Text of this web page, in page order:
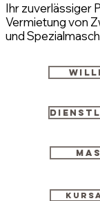
Ihr zuverlässiger
Vermietung von
und